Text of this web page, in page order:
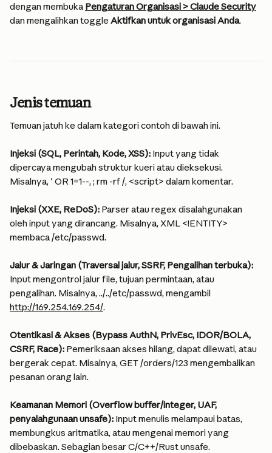
dengan membuka Pengaturan Organisasi > Claude Security
dan mengalihkan toggle Aktifkan untuk organisasi Anda.
Jenis temuan
Temuan jatuh ke dalam kategori contoh di bawah ini.
Injeksi (SQL, Perintah, Kode, XSS): Input yang tidak
dipercaya mengubah struktur kueri atau dieksekusi.
Misalnya, ' OR 1=1--, ; rm -rf /, <script> dalam komentar.
Injeksi (XXE, ReDoS): Parser atau regex disalahgunakan
oleh input yang dirancang. Misalnya, XML <!ENTITY>
membaca /etc/passwd.
Jalur & Jaringan (Traversal jalur, SSRF, Pengalihan terbuka):
Input mengontrol jalur file, tujuan permintaan, atau
pengalihan. Misalnya, ../../etc/passwd, mengambil
http://169.254.169.254/.
Otentikasi & Akses (Bypass AuthN, PrivEsc, IDOR/BOLA,
CSRF, Race): Pemeriksaan akses hilang, dapat dilewati, atau
bergerak cepat. Misalnya, GET /orders/123 mengembalikan
pesanan orang lain.
Keamanan Memori (Overflow buffer/integer, UAF,
penyalahgunaan unsafe): Input menulis melampaui batas,
membungkus aritmatika, atau mengenai memori yang
dibebaskan. Sebagian besar C/C++/Rust unsafe.